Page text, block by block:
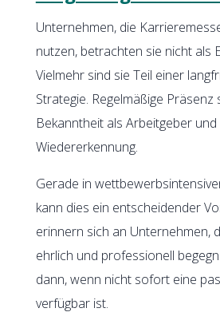
Unternehmen, die
nutzen, betrachten sie nicht als
Vielmehr sind sie Teil einer
Strategie. Regelmäßige Präsenz
Bekanntheit als Arbeitgeber
Wiedererkennung.
Gerade in
kann dies ein entscheidender
erinnern sich an Unternehmen,
ehrlich und professionell
dann, wenn nicht sofort eine
verfügbar ist.